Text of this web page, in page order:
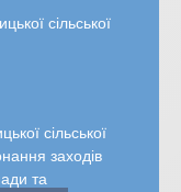
сільської
сільської
заходів
та